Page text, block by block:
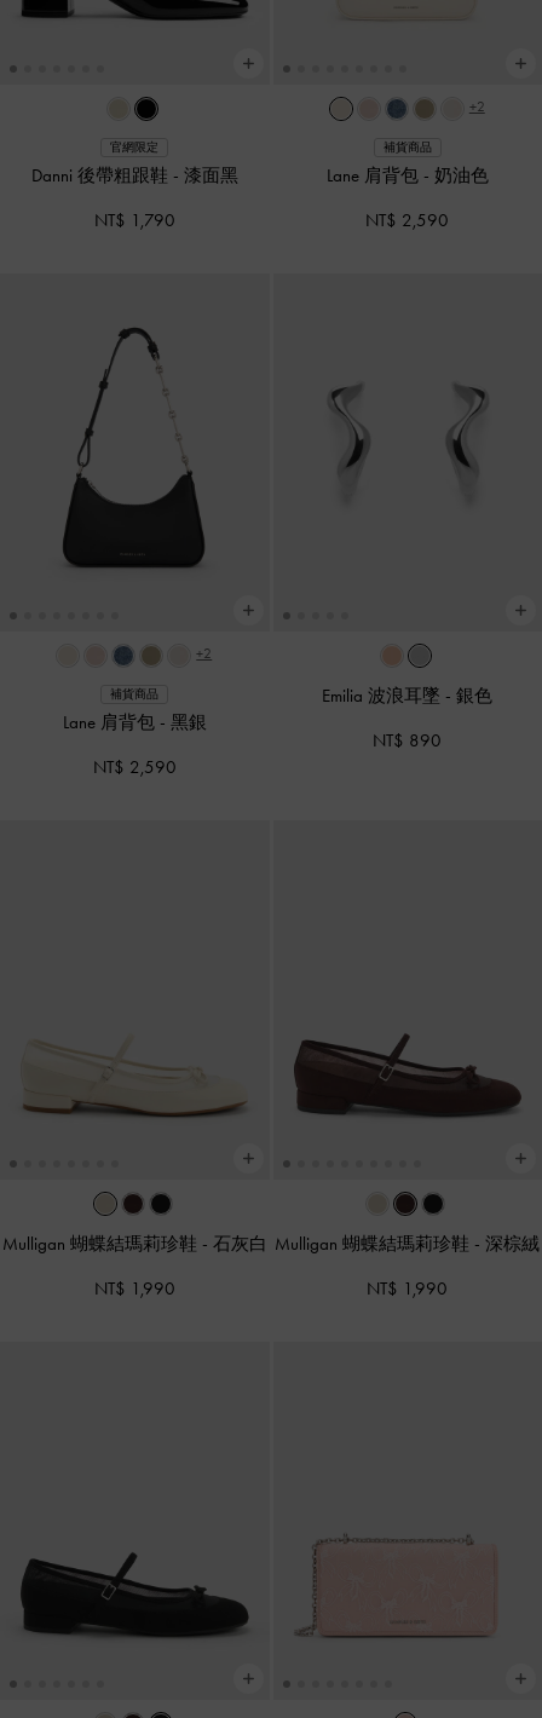
官網限定
Danni 後帶粗跟鞋 - 漆面黑
NT$ 1,790
+2
補貨商品
Lane 肩背包 - 奶油色
NT$ 2,590
+2
補貨商品
Lane 肩背包 - 黑銀
NT$ 2,590
Emilia 波浪耳墜 -銀色
NT$ 890
Mulligan 蝴蝶結瑪莉珍鞋 - 石灰白
NT$ 1,990
Mulligan 蝴蝶結瑪莉珍鞋 -深棕絨
NT$ 1,990